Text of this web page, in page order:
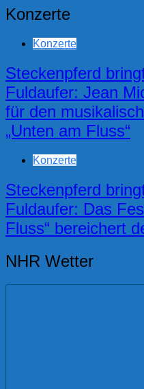
Konzerte
Konzerte
Steckenpferd
Fuldaufer: Jean
für den
„Unten am Fluss“
Konzerte
Steckenpferd
Fuldaufer: Das
Fluss“ bereichert
NHR Wetter